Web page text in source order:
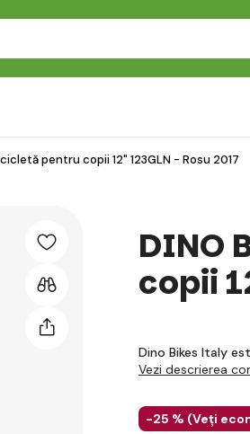
pentru copii 12" 123GLN - Rosu 2017
DINO
copii
Dino Bikes Italy
Vezi descrierea
-25 % (Veți